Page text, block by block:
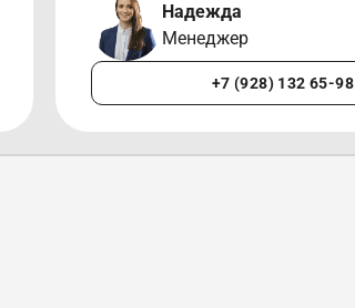
Надежда
Менеджер
+7 (928) 132 65-98